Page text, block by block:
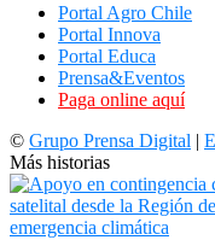
Portal Agro Chile
Portal Innova
Portal Educa
Prensa&Eventos
Paga online aquí
© Grupo Prensa Digital |
Más historias